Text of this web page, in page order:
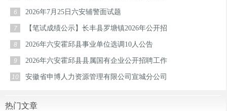
6 2026年7月25日六安辅警面试题
7 【笔试成绩公示】长丰县罗塘镇2026年公开招
8 2026年六安霍邱县事业单位选调10人公告
9 2026年六安霍邱县县属国有企业公开招聘工作
10 安徽省申博人力资源管理有限公司宣城分公司
热门文章